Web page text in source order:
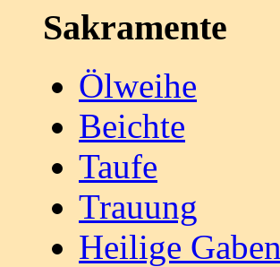
Sakramente
Ölweihe
Beichte
Taufe
Trauung
Heilige Gaben